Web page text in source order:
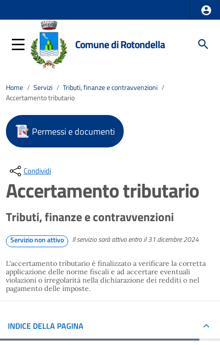
Comune di Rotondella
Home / Servizi / Tributi, finanze e contravvenzioni /
Accertamento tributario
Permessi e documenti
Condividi
Accertamento tributario
Tributi, finanze e contravvenzioni
Servizio non attivo Il servizio sarà attivo entro il 31 dicembre 2024
L'accertamento tributario è finalizzato a verificare la corretta
applicazione delle norme fiscali e ad accertare eventuali
violazioni o irregolarità nella dichiarazione dei redditi o nel
pagamento delle imposte.
INDICE DELLA PAGINA